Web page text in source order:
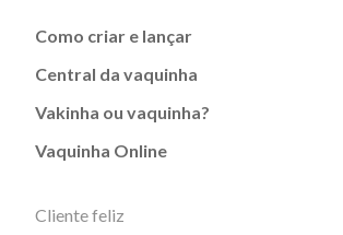
Como criar e lançar
Central da vaquinha
Vakinha ou vaquinha?
Vaquinha Online
Cliente feliz